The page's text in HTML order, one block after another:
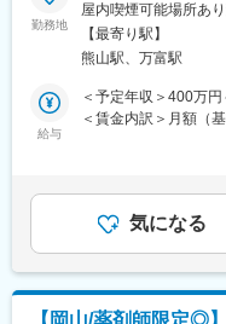
変更の範囲：会社の定
■仕事内容：
健康食品と医薬品の
材購買担当として、
等の海外販売に関わ
＜具体的には…＞
・適正価格での契約
・安定調達に向けた
客に合わせてオーダ
勤務地
屋内喫煙可能場所あ
【最寄り駅】
熊山駅、万富駅
給与
＜予定年収＞400万
＜賃金内訳＞月額（
金はあくまでも目安
があります。月給(月
気になる
【岡山/薬剤師限定◎